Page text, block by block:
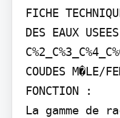
FICHE
DES EAUX USEES
COUDES M�LE/
FONCTION :
La gamme de